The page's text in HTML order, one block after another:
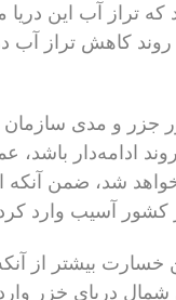
تراز آب این دریا
کاهش تراز آب
جزر و مدی
ادامه‌دار باشد،
شد، ضمن آنکه
کشور آسیب وارد
خسارت بیشتر از
شمال دریای خزر